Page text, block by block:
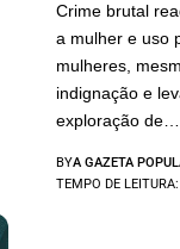
Crime brutal
a mulher e uso
mulheres,
indignação e
exploração de…
BYA GAZETA
TEMPO DE